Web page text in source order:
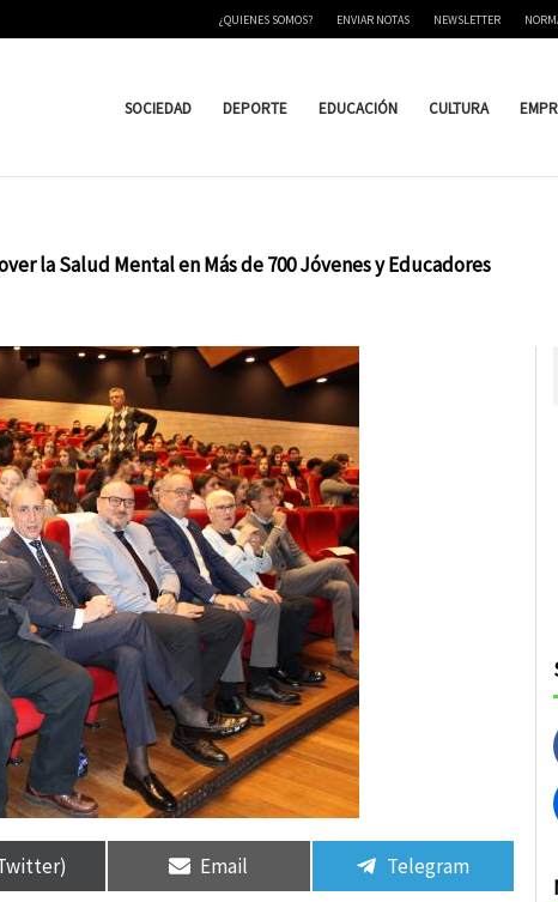
¿QUIENES SOMOS? ENVIAR NOTAS NEWSLETTER
SOCIEDAD DEPORTE EDUCACIÓN CULTURA
la Salud Mental en Más de 700 Jóvenes y Educadores
Compartir
en
Email
en
Telegram
Compartir
en en